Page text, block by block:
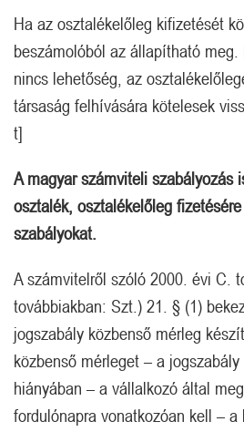
Ha az osztalékelőleg kifizetését
beszámolóból az állapítható
nincs lehetőség, az
társaság felhívására kötelesek
t]
A magyar számviteli szabályozás
osztalék, osztalékelőleg
szabályokat.
A számvitelről szóló 2000. évi C.
továbbiakban: Szt.) 21. § (1)
jogszabály közbenső mérleg
közbenső mérleget – a
hiányában – a vállalkozó által
fordulónapra vonatkozóan kell – a